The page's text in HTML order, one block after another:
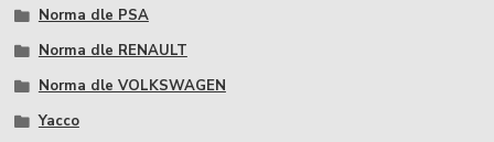
Norma dle PSA
Norma dle RENAULT
Norma dle VOLKSWAGEN
Yacco